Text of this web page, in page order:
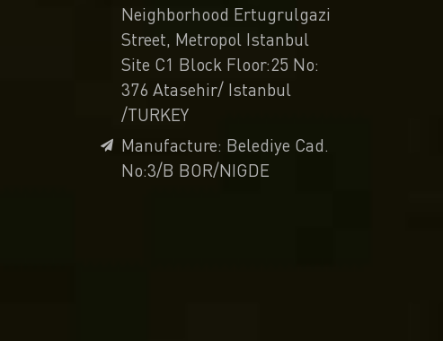
Neighborhood Ertugrulgazi
Street, Metropol Istanbul
Site C1 Block Floor:25 No:
376 Atasehir/ Istanbul
/TURKEY
Manufacture: Belediye Cad.
No:3/B BOR/NIGDE